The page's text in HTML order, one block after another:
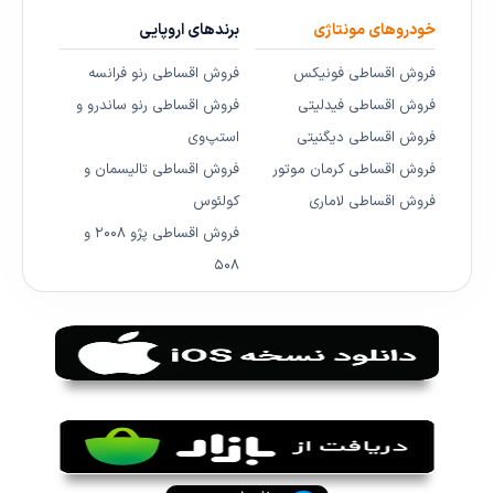
خودروهای مونتاژی
فروش اقساطی فونیکس
فروش اقساطی فیدلیتی
فروش اقساطی دیگنیتی
فروش اقساطی کرمان موتور
فروش اقساطی لاماری
برندهای اروپایی
فروش اقساطی رنو فرانسه
فروش اقساطی رنو ساندرو و
استپ‌وی
فروش اقساطی تالیسمان و
کولئوس
فروش اقساطی پژو ۲۰۰۸ و
۵۰۸